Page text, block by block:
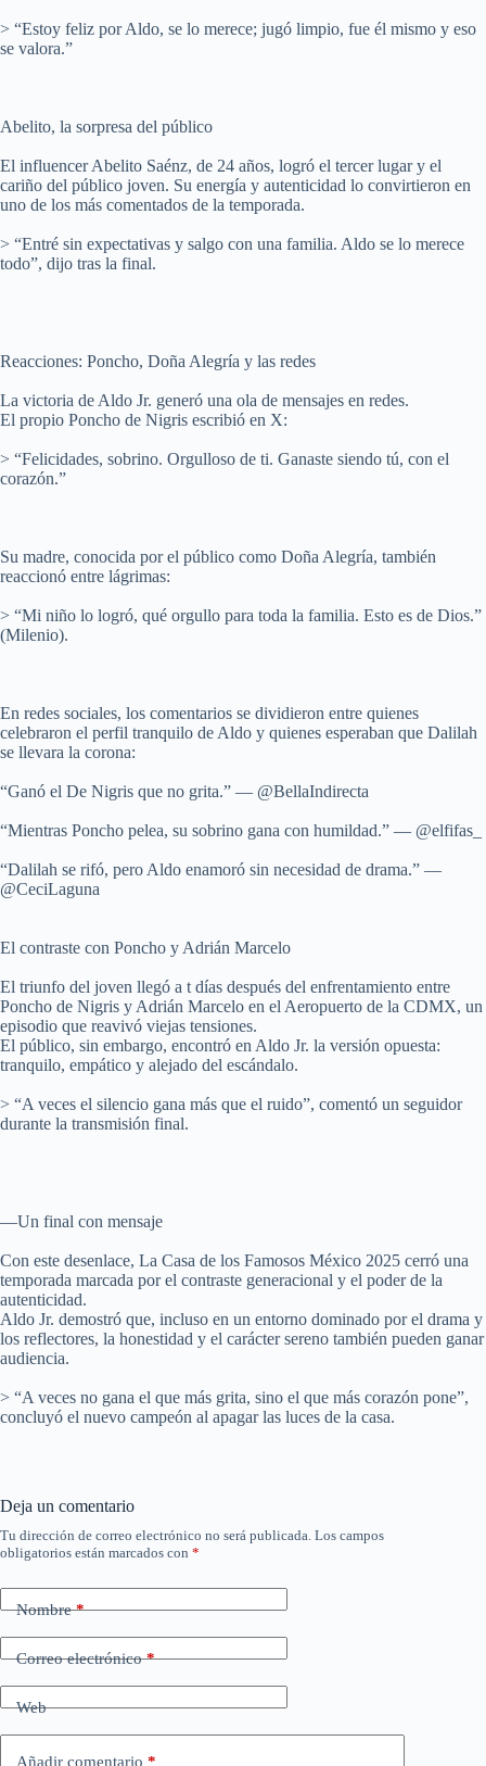
> “Estoy feliz por Aldo, se lo merece; jugó limpio, fue él mismo y eso
se valora.”
Abelito, la sorpresa del público
El influencer Abelito Saénz, de 24 años, logró el tercer lugar y el
cariño del público joven. Su energía y autenticidad lo convirtieron en
uno de los más comentados de la temporada.
> “Entré sin expectativas y salgo con una familia. Aldo se lo merece
todo”, dijo tras la final.
Reacciones: Poncho, Doña Alegría y las redes
La victoria de Aldo Jr. generó una ola de mensajes en redes.
El propio Poncho de Nigris escribió en X:
> “Felicidades, sobrino. Orgulloso de ti. Ganaste siendo tú, con el
corazón.”
Su madre, conocida por el público como Doña Alegría, también
reaccionó entre lágrimas:
> “Mi niño lo logró, qué orgullo para toda la familia. Esto es de Dios.”
(Milenio).
En redes sociales, los comentarios se dividieron entre quienes
celebraron el perfil tranquilo de Aldo y quienes esperaban que Dalilah
se llevara la corona:
“Ganó el De Nigris que no grita.” — @BellaIndirecta
“Mientras Poncho pelea, su sobrino gana con humildad.” — @elfifas_
“Dalilah se rifó, pero Aldo enamoró sin necesidad de drama.” —
@CeciLaguna
El contraste con Poncho y Adrián Marcelo
El triunfo del joven llegó a t días después del enfrentamiento entre
Poncho de Nigris y Adrián Marcelo en el Aeropuerto de la CDMX, un
episodio que reavivó viejas tensiones.
El público, sin embargo, encontró en Aldo Jr. la versión opuesta:
tranquilo, empático y alejado del escándalo.
> “A veces el silencio gana más que el ruido”, comentó un seguidor
durante la transmisión final.
—Un final con mensaje
Con este desenlace, La Casa de los Famosos México 2025 cerró una
temporada marcada por el contraste generacional y el poder de la
autenticidad.
Aldo Jr. demostró que, incluso en un entorno dominado por el drama y
los reflectores, la honestidad y el carácter sereno también pueden ganar
audiencia.
> “A veces no gana el que más grita, sino el que más corazón pone”,
concluyó el nuevo campeón al apagar las luces de la casa.
Deja un comentario
Tu dirección de correo electrónico no será publicada. Los campos
obligatorios están marcados con *
Nombre*
Correo electrónico*
Web
Añadir comentario *